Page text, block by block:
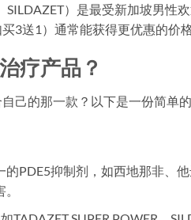
SILDAZET）是最受新加坡男性
3送1）通常能获得更优惠的价格
疗产品？
己的那一款？以下是一份简单的
的PDE5抑制剂，如西地那非、